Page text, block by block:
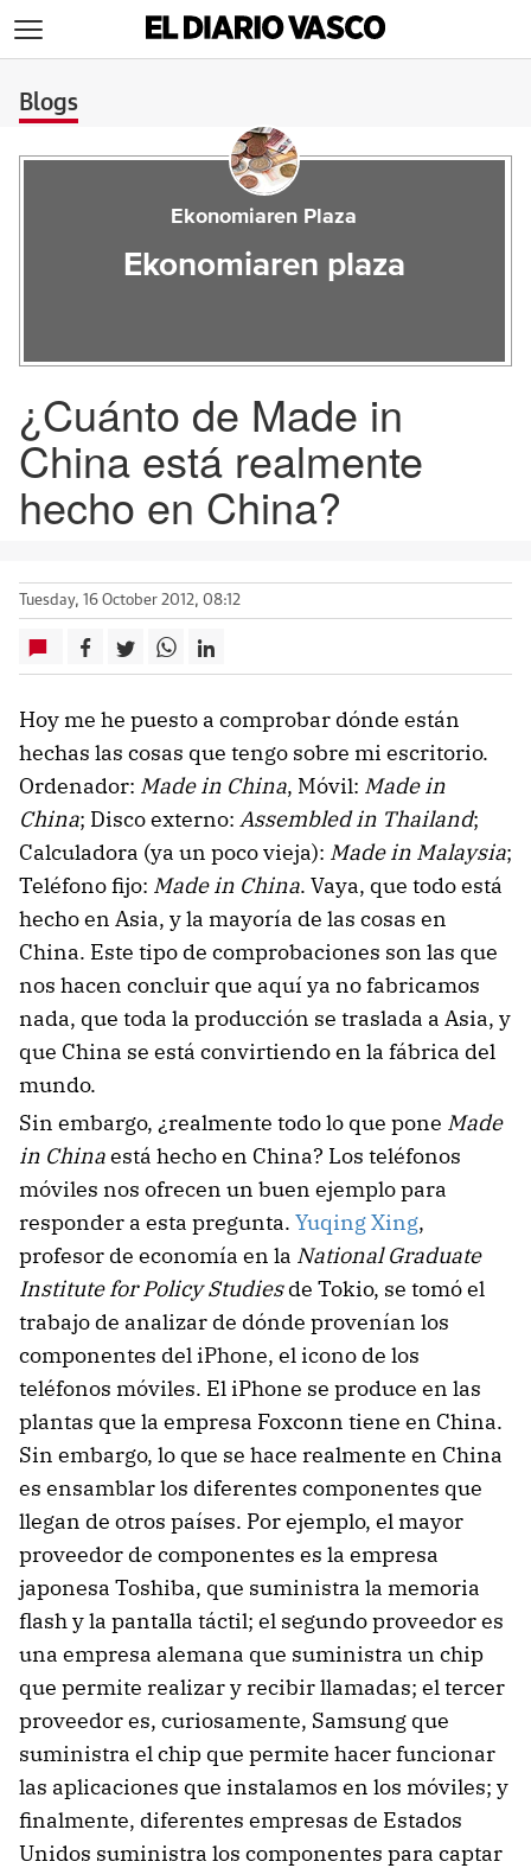
Blogs
Ekonomiaren Plaza
Ekonomiaren plaza
¿Cuánto de Made in
China está realmente
hecho en China?
Tuesday, 16 October 2012, 08:12
Hoy me he puesto a comprobar dónde están
hechas las cosas que tengo sobre mi escritorio.
Ordenador: Made in China, Móvil: Made in
China; Disco externo: Assembled in Thailand;
Calculadora (ya un poco vieja): Made in Malaysia;
Teléfono fijo: Made in China. Vaya, que todo está
hecho en Asia, y la mayoría de las cosas en
China. Este tipo de comprobaciones son las que
nos hacen concluir que aquí ya no fabricamos
nada, que toda la producción se traslada a Asia, y
que China se está convirtiendo en la fábrica del
mundo.
Sin embargo, ¿realmente todo lo que pone Made
in Chinaestá hecho en China? Los teléfonos
móviles nos ofrecen un buen ejemplo para
responder a esta pregunta. Yuqing Xing,
profesor de economía en la National Graduate
Institute for Policy Studiesde Tokio, se tomó el
trabajo de analizar de dónde provenían los
componentes del iPhone, el icono de los
teléfonos móviles. El iPhone se produce en las
plantas que la empresa Foxconn tiene en China.
Sin embargo, lo que se hace realmente en China
es ensamblar los diferentes componentes que
llegan de otros países. Por ejemplo, el mayor
proveedor de componentes es la empresa
japonesa Toshiba, que suministra la memoria
flash y la pantalla táctil; el segundo proveedor es
una empresa alemana que suministra un chip
que permite realizar y recibir llamadas; el tercer
proveedor es, curiosamente, Samsung que
suministra el chip que permite hacer funcionar
las aplicaciones que instalamos en los móviles; y
finalmente, diferentes empresas de Estados
Unidos suministra los componentes para captar